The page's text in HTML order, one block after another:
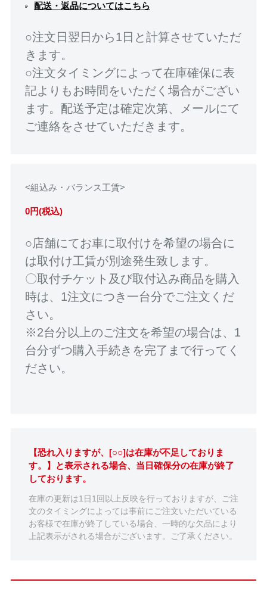
配送・返品についてはこちら
○注文日翌日から1日と計算させていただ
きます。
○注文タイミングによって在庫確保に表
記よりもお時間をいただく場合がござい
ます。配送予定は確定次第、メールにて
ご連絡をさせていただきます。
<組込み・バランス工賃>
0円(税込)
○店舗にてお車に取付けを希望の場合に
は取付け工賃が別途発生致します。
〇取付チケット及び取付込み商品を購入
時は、1注文につき一台分でご注文くだ
さい。
※2台分以上のご注文を希望の場合は、1
台分ずつ購入手続きを完了まで行ってく
ださい。
【恐れ入りますが、[○○]は在庫が不足しておりま
す。】と表示される場合、当日確保分の在庫が終了
しております。
在庫の更新は1日1回以上反映を行っておりますが、ご注
文のタイミングによっては事前にご注文いただいている
お客様で在庫が終了している場合、一時的な欠品により
上記表示がされる場合がございます。ご了承ください。